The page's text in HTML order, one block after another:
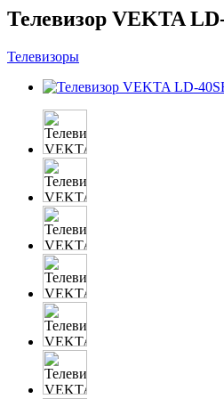
Телевизор VEKTA
Телевизоры